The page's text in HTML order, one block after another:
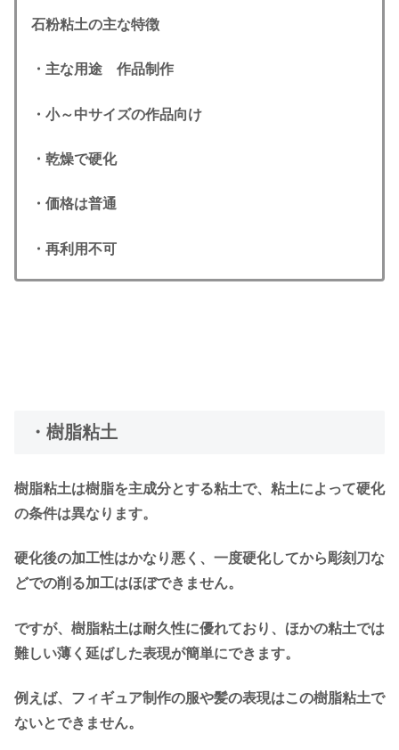
石粉粘土の主な特徴
・主な用途 作品制作
・小～中サイズの作品向け
・乾燥で硬化
・価格は普通
・再利用不可
・樹脂粘土
樹脂粘土は樹脂を主成分とする粘土で、粘土によって硬化
の条件は異なります。
硬化後の加工性はかなり悪く、一度硬化してから彫刻刀な
どでの削る加工はほぼできません。
ですが、樹脂粘土は耐久性に優れており、ほかの粘土では
難しい薄く延ばした表現が簡単にできます。
例えば、フィギュア制作の服や髪の表現はこの樹脂粘土で
ないとできません。